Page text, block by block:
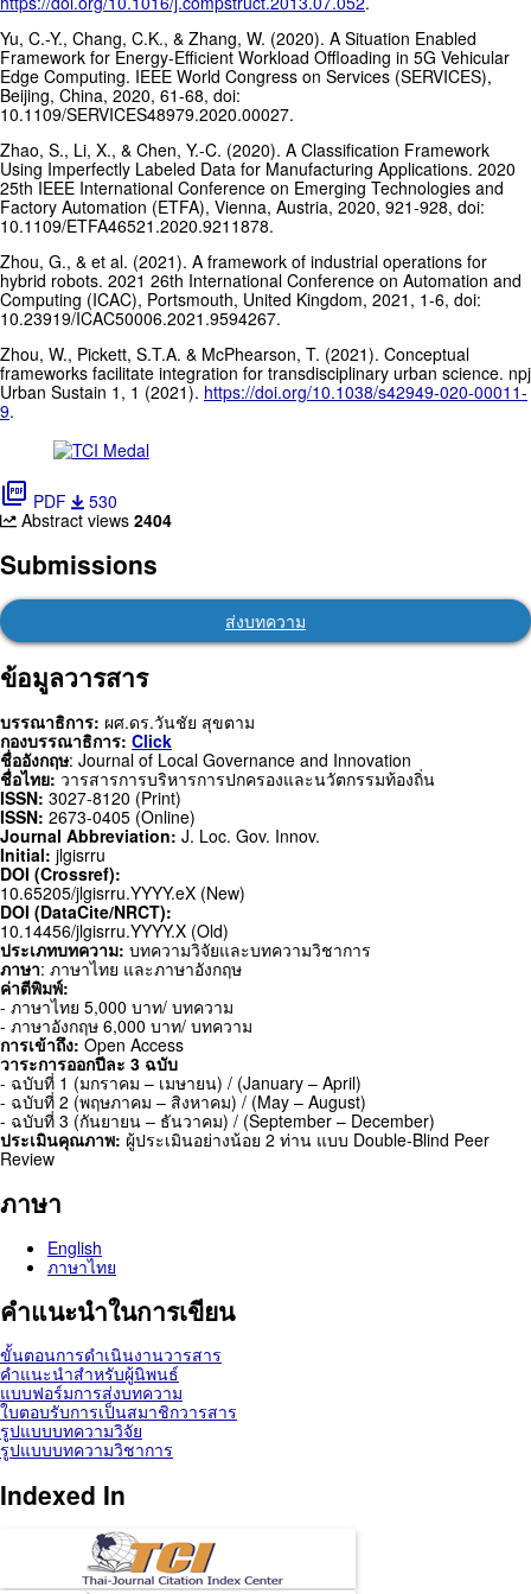
Yu, C.-Y., Chang, C.K., & Zhang, W. (2020). A Situation Enabled
Framework for Energy-Efficient Workload Offloading in 5G Vehicular
Edge Computing. IEEE World Congress on Services (SERVICES),
Beijing, China, 2020, 61-68, doi:
10.1109/SERVICES48979.2020.00027.
Zhao, S., Li, X., & Chen, Y.-C. (2020). A Classification Framework
Using Imperfectly Labeled Data for Manufacturing Applications. 2020
25th IEEE International Conference on Emerging Technologies and
Factory Automation (ETFA), Vienna, Austria, 2020, 921-928, doi:
10.1109/ETFA46521.2020.9211878.
Zhou, G., & et al. (2021). A framework of industrial operations for
hybrid robots. 2021 26th International Conference on Automation and
Computing (ICAC), Portsmouth, United Kingdom, 2021, 1-6, doi:
10.23919/ICAC50006.2021.9594267.
Zhou, W., Pickett, S.T.A. & McPhearson, T. (2021). Conceptual
frameworks facilitate integration for transdisciplinary urban science. npj
Urban Sustain 1, 1 (2021). https://doi.org/10.1038/s42949-020-00011-
9.
picture_as_pdf PDF
530
Abstract views 2404
Submissions
ส่งบทความ
ข้อมูลวารสาร
บรรณาธิการ: ผศ.ดร.วันชัย สุขตาม
กองบรรณาธิการ: Click
ชื่ออังกฤษ: Journal of Local Governance and Innovation
ชื่อไทย:วารสารการบริหารการปกครองและนวัตกรรมท้องถิ่น
ISSN: 3027-8120 (Print)
ISSN: 2673-0405 (Online)
Journal Abbreviation: J. Loc. Gov. Innov.
Initial: jlgisrru
DOI (Crossref):
10.65205/jlgisrru.YYYY.eX (New)
DOI (DataCite/NRCT):
10.14456/jlgisrru.YYYY.X (Old)
ประเภทบทความ: บทความวิจัยและบทความวิชาการ
ภาษา: ภาษาไทย และภาษาอังกฤษ
ค่าตีพิมพ์:
- ภาษาไทย 5,000 บาท/ บทความ
- ภาษาอังกฤษ 6,000 บาท/ บทความ
การเข้าถึง: Open Access
วาระการออกปีละ 3 ฉบับ
- ฉบับที่ 1 (มกราคม – เมษายน) / (January – April)
- ฉบับที่ 2 (พฤษภาคม – สิงหาคม) / (May – August)
- ฉบับที่ 3 (กันยายน – ธันวาคม) / (September – December)
ประเมินคุณภาพ: ผู้ประเมินอย่างน้อย 2 ท่าน แบบ Double-Blind Peer
Review
ภาษา
English
ภาษาไทย
คำแนะนำในการเขียน
ขั้นตอนการดำเนินงานวารสาร
คำแนะนำสำหรับผู้นิพนธ์
แบบฟอร์มการส่งบทความ
ใบตอบรับการเป็นสมาชิกวารสาร
รูปแบบบทความวิจัย
รูปแบบบทความวิชาการ
Indexed In